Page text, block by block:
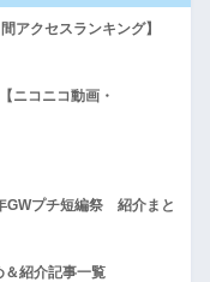
あかり
社長は街
アクセスランキング】
ニコニコ動画・
GWプチ短編祭 紹介まと
＆紹介記事一覧